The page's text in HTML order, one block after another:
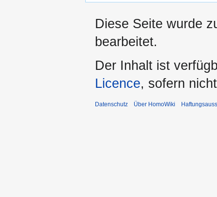
Diese Seite wurde
bearbeitet.
Der Inhalt ist
Licence, sofern
Datenschutz Über HomoWiki